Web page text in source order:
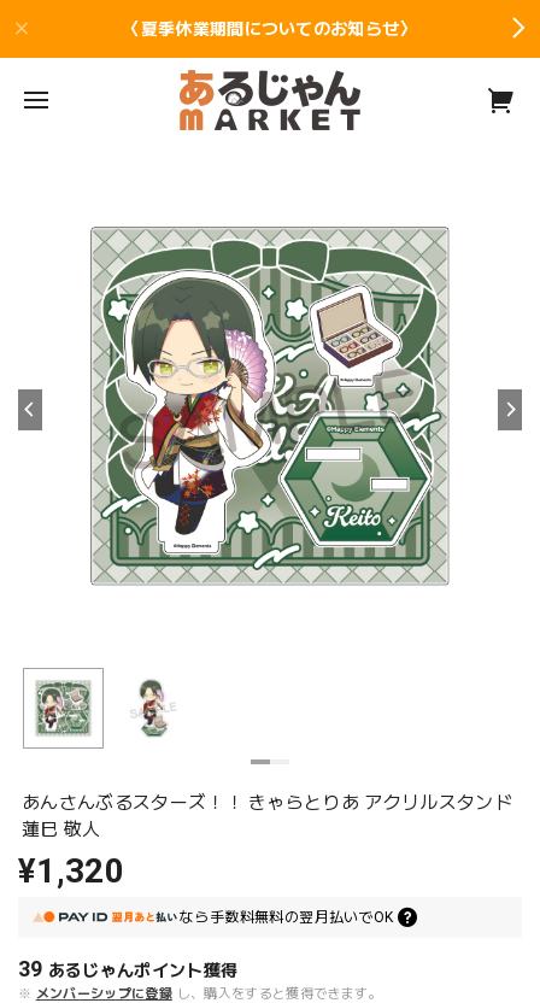
〈夏季休業期間についてのお知らせ〉
あんさんぶるスターズ！！ きゃらとりあ アクリルスタンド
蓮巳 敬人
¥1,320
なら 手数料無料の翌月払いでOK
39 あるじゃんポイント獲得
※ メンバーシップに登録 し、購入をすると獲得できます。